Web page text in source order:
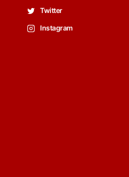
Twitter
Instagram